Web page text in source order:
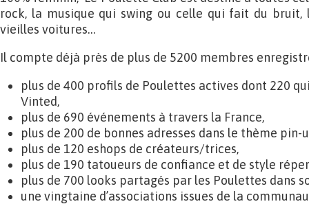
rock, la musique qui swing ou celle qui fait du bruit,
vieilles voitures…
Il compte déjà près de plus de 5200 membres
plus de 400 profils de Poulettes actives dont 220
Vinted,
plus de 690 événements à travers la France,
plus de 200 de bonnes adresses dans le thème pin-
plus de 120 eshops de créateurs/trices,
plus de 190 tatoueurs de confiance et de style
plus de 700 looks partagés par les Poulettes dans
une vingtaine d’associations issues de la